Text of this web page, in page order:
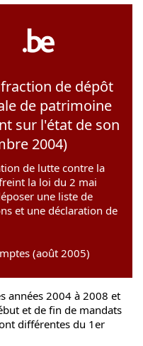
de dépôt
de patrimoine
sur l'état de son
2004)
de lutte contre la
la loi du 2 mai
une liste de
et une déclaration de
(août 2005)
années 2004 à 2008 et
et de fin de mandats
différentes du 1er